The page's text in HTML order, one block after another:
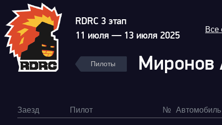
RDRC 3 этап
11 июля — 13 июля 2025
Все
Пилоты
Заезд Пилот № Автомобиль